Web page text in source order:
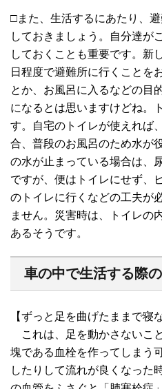
□また、生活するにあたり、
しておきましょう。自分達が
しておくことも重要です。新
日程度で避難所に行くことを
とか、お風呂に入るなどの目
になるとは思いますけどね。
す。自宅のトイレが使えれば
合、普段のお風呂のため水が
の水が止まっている場合は、
ですが、便はトイレにせず、
のトイレに行くなどの工夫が
ません。災害時は、トイレの
あるそうです。
車の中で生活する際
【ずっと足を曲げたままで寝
これは、足を動かさないこ
塊である血栓を作ってしまう
したりして流れが良くなった